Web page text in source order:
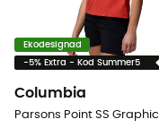
Ekodesignad
-5% Extra - Kod Summer5
Columbia